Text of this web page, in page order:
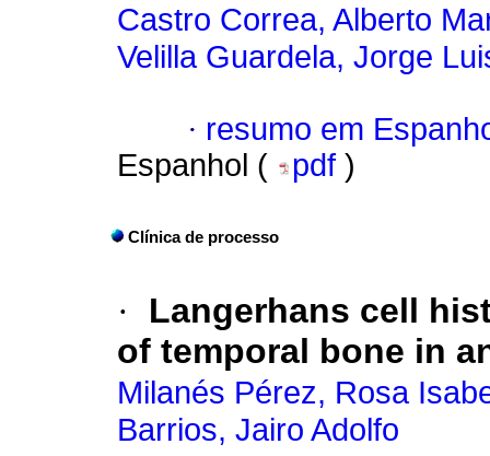
Castro Correa, Alberto
Velilla Guardela, Jorge
· resumo em
Espanhol (
pdf )
Clínica de processo
·
Langerhans cell
of temporal bone in
Milanés Pérez, Rosa
Barrios, Jairo Adolfo